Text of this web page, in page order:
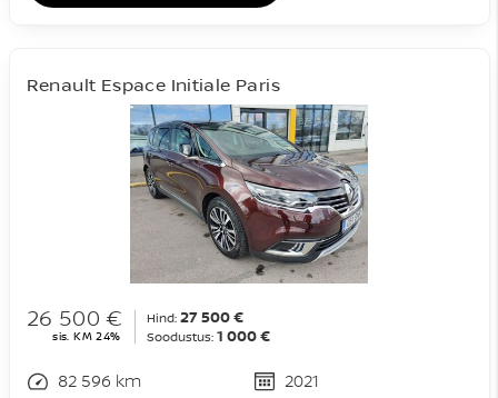
Renault Espace Initiale Paris
26 500 €
sis. KM 24%
Hind: 27 500 €
Soodustus: 1 000 €
82 596 km
2021